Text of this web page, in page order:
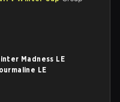
Madness LE
LE